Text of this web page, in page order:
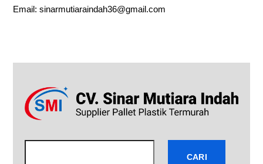
Email:sinarmutiaraindah36@gmail.com
CARI